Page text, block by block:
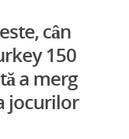
cân
150
a merg
jocurilor